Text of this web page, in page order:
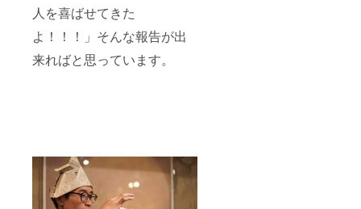
人を喜ばせてきた
よ！！！」そんな報告が出
来ればと思っています。